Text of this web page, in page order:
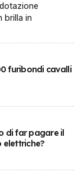
brilla in
furibondi cavalli
di far pagare il
elettriche?